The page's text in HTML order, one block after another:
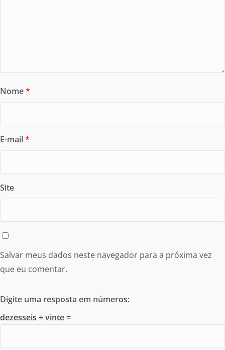
Nome*
E-mail*
Site
Salvar meus dados neste navegador para a próxima vez
que eu comentar.
Digite uma resposta em números:
dezesseis + vinte =